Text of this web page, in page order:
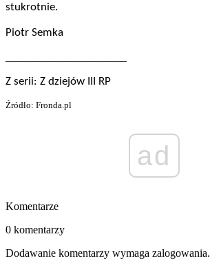
stukrotnie.
Piotr Semka
Z serii: Z dziejów III RP
Źródło: Fronda.pl
ad
Komentarze
0 komentarzy
Dodawanie komentarzy wymaga zalogowania.